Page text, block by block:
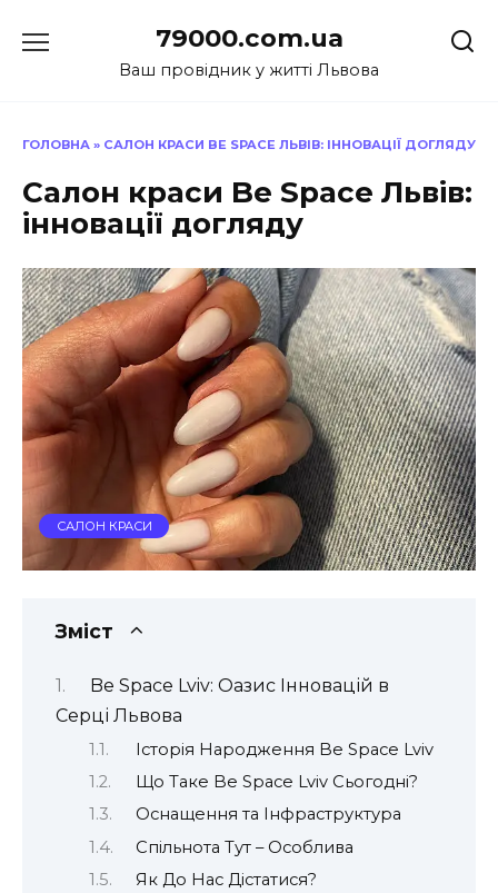
до
79000.com.ua
Ваш провідник у житті Львова
ГОЛОВНА » САЛОН КРАСИ BE SPACE ЛЬВІВ: ІННОВАЦІЇ ДОГЛЯДУ
Салон краси Be Space Львів:
інновації догляду
САЛОН КРАСИ
Зміст
Be Space Lviv: Оазис Інновацій в
Серці Львова
Історія Народження Be Space Lviv
Що Таке Be Space Lviv Сьогодні?
Оснащення та Інфраструктура
Спільнота Тут – Особлива
Як До Нас Дістатися?